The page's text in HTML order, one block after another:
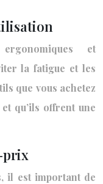
et
la fatigue et les
que vous achetez
qu’ils offrent une
prix
il est important de